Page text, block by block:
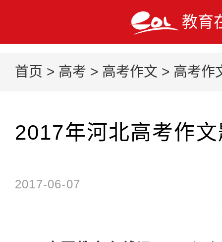
教育
首页 > 高考 > 高考作文 > 高考作
2017年河北高考作
2017-06-07